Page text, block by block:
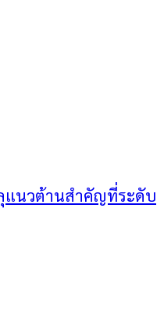
แนวต้านสำคัญที่ระดับ